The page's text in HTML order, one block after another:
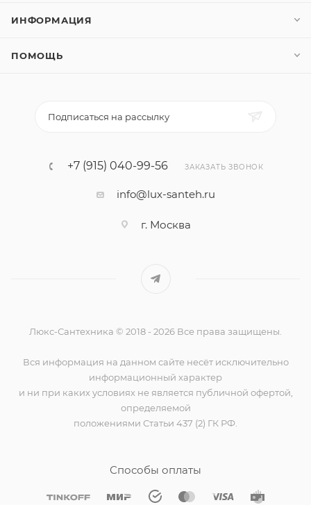
ИНФОРМАЦИЯ
ПОМОЩЬ
Подписаться на рассылку
+7 (915) 040-99-56 ЗАКАЗАТЬ ЗВОНОК
info@lux-santeh.ru
г. Москва
Люкс-Сантехника © 2018 - 2026 Все права защищены.
Вся информация на данном сайте несёт исключительно
информационный характер
и ни при каких условиях не является публичной офертой,
определяемой
положениями Статьи 437 (2) ГК РФ.
Способы оплаты